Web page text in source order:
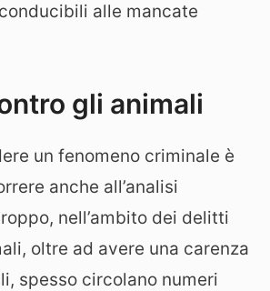
alle mancate
gli animali
un fenomeno criminale è
anche all’analisi
nell’ambito dei delitti
oltre ad avere una carenza
spesso circolano numeri